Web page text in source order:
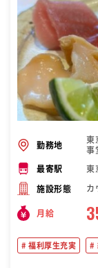
勤務地
東
事
最寄駅 東
施設形態 カ
月給
福利厚生充実